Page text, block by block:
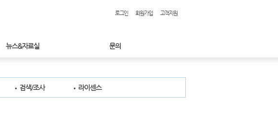
로그인 회원가입 고객지원
뉴스&자료실 문의
검색/조사 라이센스